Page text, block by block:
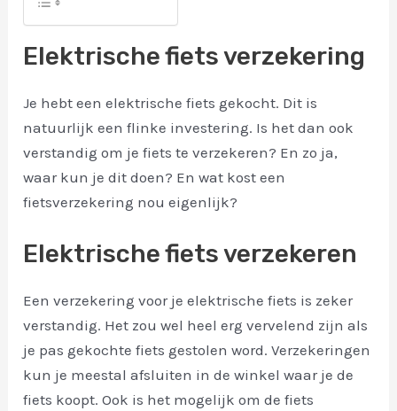
Elektrische fiets verzekering
Je hebt een elektrische fiets gekocht. Dit is
natuurlijk een flinke investering. Is het dan ook
verstandig om je fiets te verzekeren? En zo ja,
waar kun je dit doen? En wat kost een
fietsverzekering nou eigenlijk?
Elektrische fiets verzekeren
Een verzekering voor je elektrische fiets is zeker
verstandig. Het zou wel heel erg vervelend zijn als
je pas gekochte fiets gestolen word. Verzekeringen
kun je meestal afsluiten in de winkel waar je de
fiets koopt. Ook is het mogelijk om de fiets